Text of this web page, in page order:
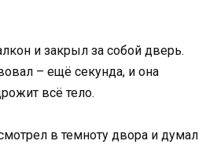
и закрыл за собой дверь.
– ещё секунда, и она
всё тело.
в темноту двора и думал